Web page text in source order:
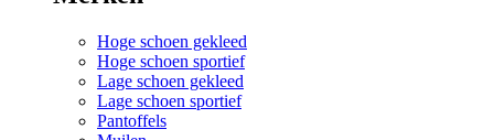
Hoge schoen gekleed
Hoge schoen sportief
Lage schoen gekleed
Lage schoen sportief
Pantoffels